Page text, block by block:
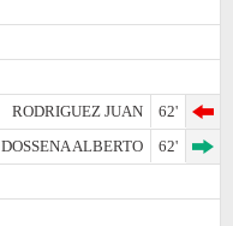
RODRIGUEZ JUAN
62'
DOSSENA ALBERTO
62'